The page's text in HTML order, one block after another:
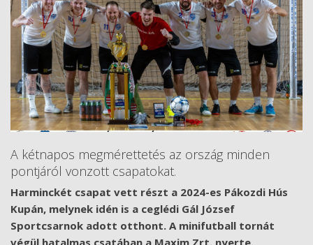
A kétnapos megmérettetés az ország minden
pontjáról vonzott csapatokat.
Harminckét csapat vett részt a 2024-es Pákozdi Hús
Kupán, melynek idén is a ceglédi Gál József
Sportcsarnok adott otthont. A minifutball tornát
végül hatalmas csatában a Maxim Zrt. nyerte.